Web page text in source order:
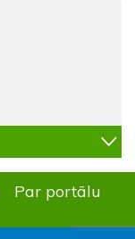
Par portālu